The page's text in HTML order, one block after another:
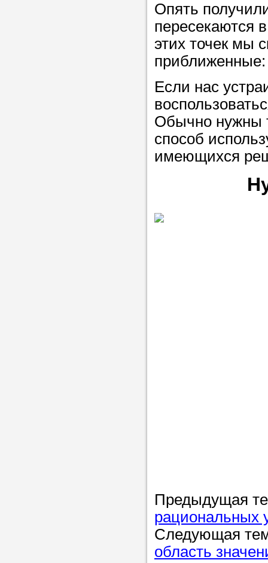
то в поле
укажите как
чтобы мы
самого
репетитора.
Мы
в
Опять
пересекаются
этих точек мы
Если нас
Обычно нужны
способ
имеющихся
Предыдущая
рациональных
Следующая
область